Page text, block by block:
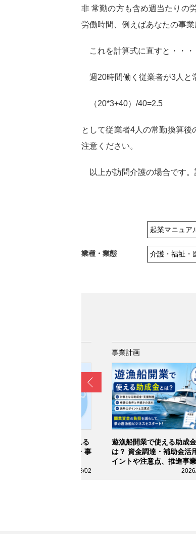
非 常勤の方も含め週当たりの
労働時間、例えばあなたの事
これを計算式に直すと・・・
週20時間働く従業者が3人と
（20*3+40）/40=2.5
として従業者4人の常勤換算
注意ください。
以上が訪問介護の場合です。
起業マニュア
業種・業態 介護・福祉・
業進出補助金で採択される
？ 公募要領・審査項目・事
2026/08/02
事業計画
遊漁船開業で使える助成
は？ 資金調達・補助金活
イントや注意点、推進事
Prev